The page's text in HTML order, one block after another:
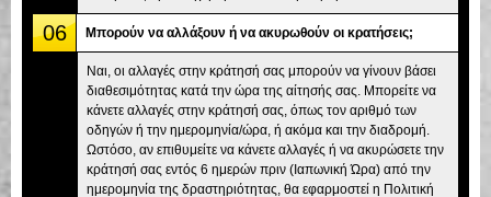
06 Μπορούν να αλλάξουν ή να ακυρωθούν οι κρατήσεις;
Ναι, οι αλλαγές στην κράτησή σας μπορούν να γίνουν βάσει
διαθεσιμότητας κατά την ώρα της αίτησής σας. Μπορείτε να
κάνετε αλλαγές στην κράτησή σας, όπως τον αριθμό των
οδηγών ή την ημερομηνία/ώρα, ή ακόμα και την διαδρομή.
Ωστόσο, αν επιθυμείτε να κάνετε αλλαγές ή να ακυρώσετε την
κράτησή σας εντός 6 ημερών πριν (Ιαπωνική Ώρα) από την
ημερομηνία της δραστηριότητας, θα εφαρμοστεί η Πολιτική